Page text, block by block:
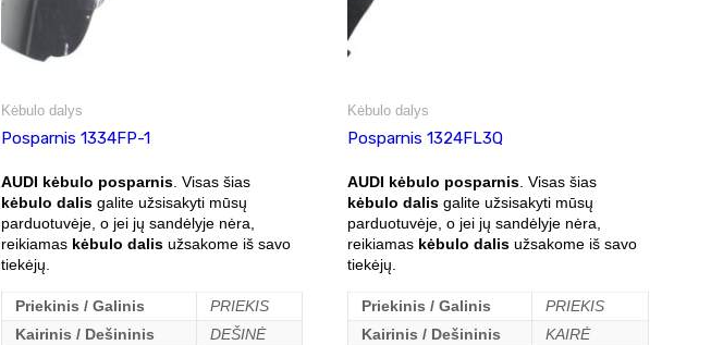
Kėbulo dalys
Posparnis 1334FP-1
AUDI kėbulo posparnis . Visas šias
kėbulo dalis galite užsisakyti mūsų
parduotuvėje, o jei jų sandėlyje nėra,
reikiamas kėbulo dalis užsakome iš savo
tiekėjų.
Priekinis / Galinis
PRIEKIS
Kairinis / Dešininis
DEŠINĖ
Kėbulo dalys
Posparnis 1324FL3Q
AUDI kėbulo posparnis. Visas šias
kėbulo dalisgalite užsisakyti mūsų
parduotuvėje, o jei jų sandėlyje nėra,
reikiamas kėbulo dalisužsakome iš savo
tiekėjų.
Priekinis / Galinis
PRIEKIS
Kairinis / Dešininis
KAIRĖ